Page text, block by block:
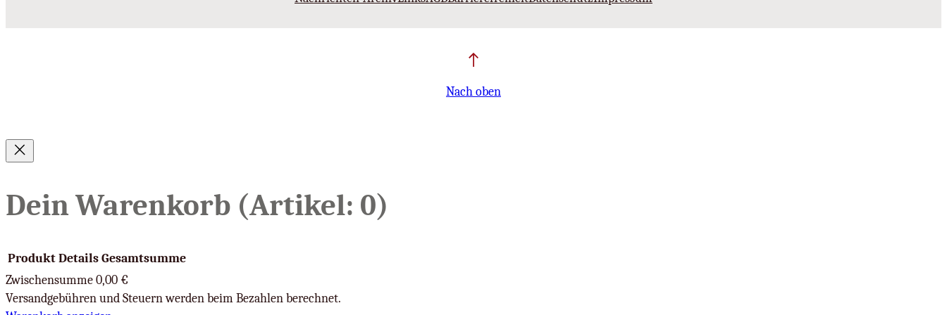
Nach oben
Dein Warenkorb (Artikel: 0)
Produkt Details Gesamtsumme
Zwischensumme 0,00 €
Versandgebühren und Steuern werden beim Bezahlen berechnet.